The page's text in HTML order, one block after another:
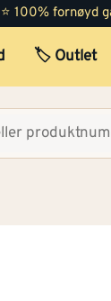
100% fornøyd
🏷️ Outlet